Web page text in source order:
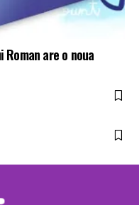
are o noua